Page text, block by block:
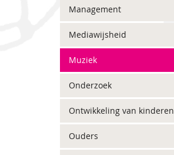
Management
Mediawijsheid
Muziek
Onderzoek
Ontwikkeling van kinderen
Ouders